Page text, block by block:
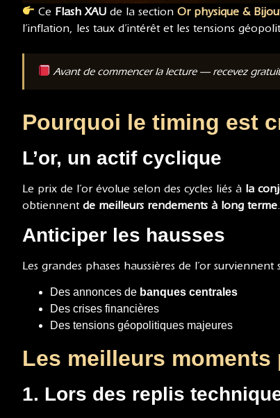
Ce Flash XAU de la sectionOr physique &
l’inflation, les taux d’intérêt et les tensions
Avant de commencer la lecture — recevez
Pourquoi le timing est
L’or, un actif cyclique
Le prix de l’or évolue selon des cycles liés à la
obtiennent de meilleurs rendements à long terme.
Anticiper les hausses
Les grandes phases haussières de l’or surviennent
Des annonces de banques centrales
Des crises financières
Des tensions géopolitiques majeures
Les meilleurs moments
1. Lors des replis